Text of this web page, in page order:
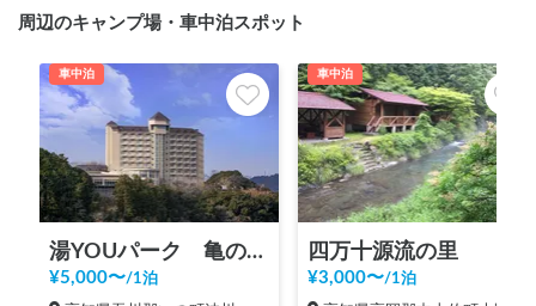
周辺のキャンプ場・車中泊スポット
車中泊
湯YOUパーク 亀の井ホテル 高知
¥5,000〜/1泊
車中泊
四万十源流の里
¥3,000〜/1泊